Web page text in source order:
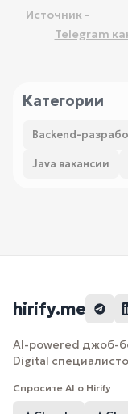
Источник -
Telegram
Категории
Backend-
Java вакансии
hirify.me
AI-powered джоб-
Digital
Спросите AI о Hirify